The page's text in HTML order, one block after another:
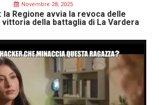
Novembre 28, 2025
la Regione avvia la revoca delle
della battaglia di La Vardera